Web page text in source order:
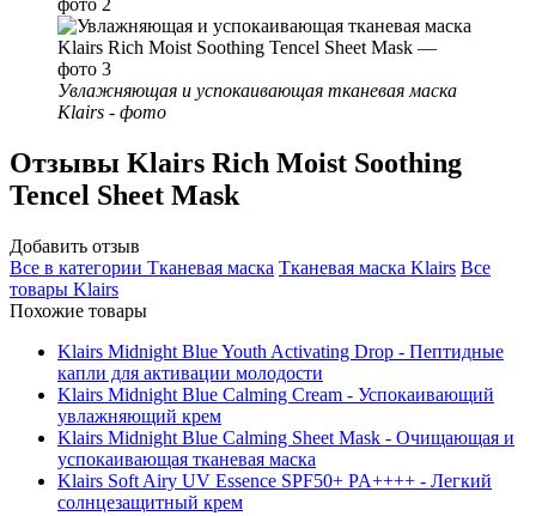
Увлажняющая и успокаивающая тканевая маска
Klairs - фото
Отзывы Klairs Rich Moist Soothing
Tencel Sheet Mask
Добавить отзыв
Все в категории Тканевая маска Тканевая маска Klairs Все
товары Klairs
Похожие товары
Klairs Midnight Blue Youth Activating Drop - Пептидные
капли для активации молодости
Klairs Midnight Blue Calming Cream - Успокаивающий
увлажняющий крем
Klairs Midnight Blue Calming Sheet Mask - Очищающая и
успокаивающая тканевая маска
Klairs Soft Airy UV Essence SPF50+ PA++++ - Легкий
солнцезащитный крем